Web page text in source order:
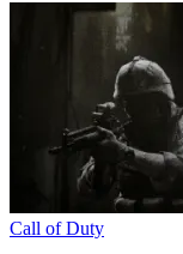
Call of Duty